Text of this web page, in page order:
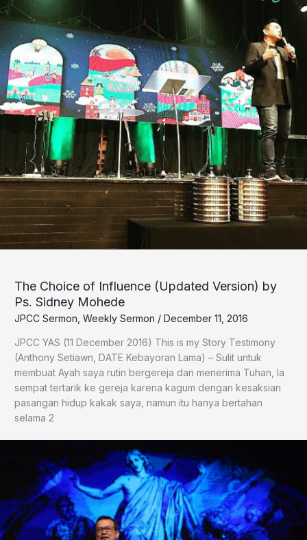
The Choice of Influence (Updated Version) by
Ps. Sidney Mohede
JPCC Sermon Weekly Sermon / December 11, 2016
​JPCC YAS (11 December 2016) This is my Story Testimony
(Anthony Setiawn, DATE Kebayoran Lama) – Sulit untuk
membuat Ayah saya rutin bergereja dan menerima Tuhan, Ia
sempat tertarik ke gereja karena kagum dengan kesaksian
pasangan hidup kakak saya, namun itu hanya bertahan
selama 2